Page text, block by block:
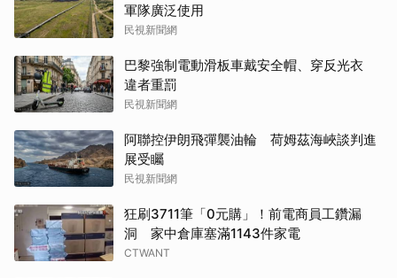
軍隊廣泛使用
民視新聞網
巴黎強制電動滑板車戴安全帽、穿反光衣
違者重罰
民視新聞網
阿聯控伊朗飛彈襲油輪 荷姆茲海峽談判進
展受矚
民視新聞網
狂刷3711筆「0元購」！前電商員工鑽漏
洞 家中倉庫塞滿1143件家電
CTWANT